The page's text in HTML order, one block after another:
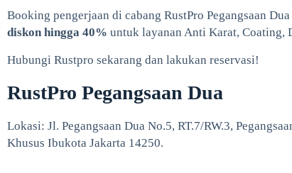
Booking pengerjaan di cabang RustPro Pegangsaan
diskon hingga 40% untuk layanan Anti Karat, Coating,
Hubungi Rustpro sekarang dan lakukan reservasi!
RustPro Pegangsaan Dua
Lokasi: Jl. Pegangsaan Dua No.5, RT.7/RW.3,
Khusus Ibukota Jakarta 14250.